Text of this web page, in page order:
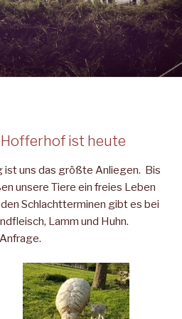
ist heute
uns das größte Anliegen. Bis
unsere Tiere ein freies Leben
Schlachtterminen gibt es bei
Lamm und Huhn.